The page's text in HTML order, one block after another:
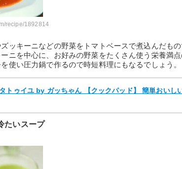
recipe/1892814
ッキーニなどの野菜をトマトベースで煮込んだも
ニを中心に、お好みの野菜をたくさん使う栄養満
使い圧力鍋で作るので時短料理にもなるでしょう。
トゥイユ by ガッちゃん 【クックパッド】 簡単おいし
たいスープ